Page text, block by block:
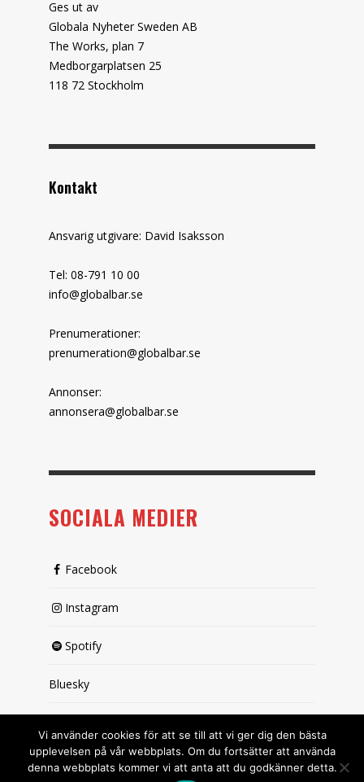
Ges ut av
Globala Nyheter Sweden AB
The Works, plan 7
Medborgarplatsen 25
118 72 Stockholm
Kontakt
Ansvarig utgivare: David Isaksson
Tel: 08-791 10 00
info@globalbar.se
Prenumerationer:
prenumeration@globalbar.se
Annonser:
annonsera@globalbar.se
SOCIALA MEDIER
Facebook
Instagram
Spotify
Bluesky
Vi använder cookies för att se till att vi ger dig den bästa
upplevelsen på vår webbplats. Om du fortsätter att använda
denna webbplats kommer vi att anta att du godkänner detta.